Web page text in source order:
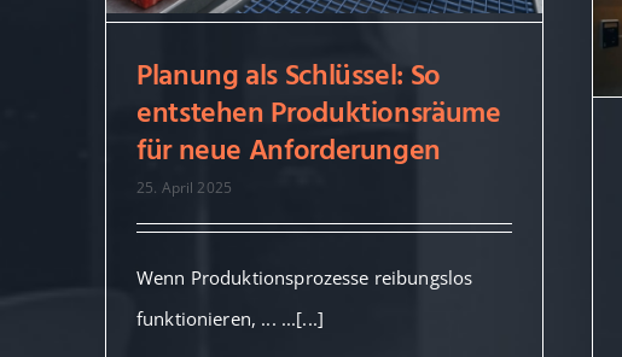
Planung als Schlüssel: So
entstehen Produktionsräume
für neue Anforderungen
Planung als Schlüssel: So
entstehen Produktionsräume
für neue Anforderungen
25. April 2025
Wenn Produktionsprozesse reibungslos
funktionieren, ... ...[...]